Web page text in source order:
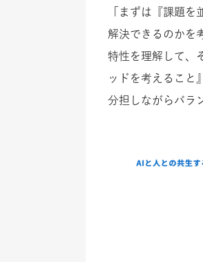
「まずは『課題
解決できるのかを
特性を理解して、
ッドを考えること
分担しながらバラ